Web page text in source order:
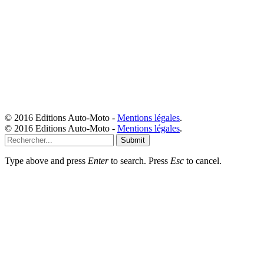
© 2016 Editions Auto-Moto - Mentions légales.
© 2016 Editions Auto-Moto - Mentions légales.
Submit
Type above and press Enterto search. Press Esc to cancel.